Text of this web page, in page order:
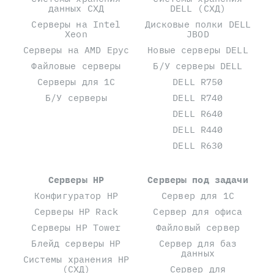
данных СХД
Серверы на Intel
Xeon
Серверы на AMD Epyc
Файловые серверы
Серверы для 1С
Б/У серверы
DELL (СХД)
Дисковые полки DELL
JBOD
Новые серверы DELL
Б/У серверы DELL
DELL R750
DELL R740
DELL R640
DELL R440
DELL R630
Серверы HP
Конфигуратор HP
Серверы HP Rack
Серверы HP Tower
Блейд серверы HP
Системы хранения HP
(СХД)
Серверы под задачи
Сервер для 1С
Сервер для офиса
Файловый сервер
Сервер для баз
данных
Сервер для